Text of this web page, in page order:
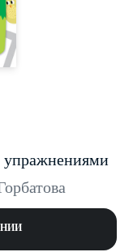
упражнениями